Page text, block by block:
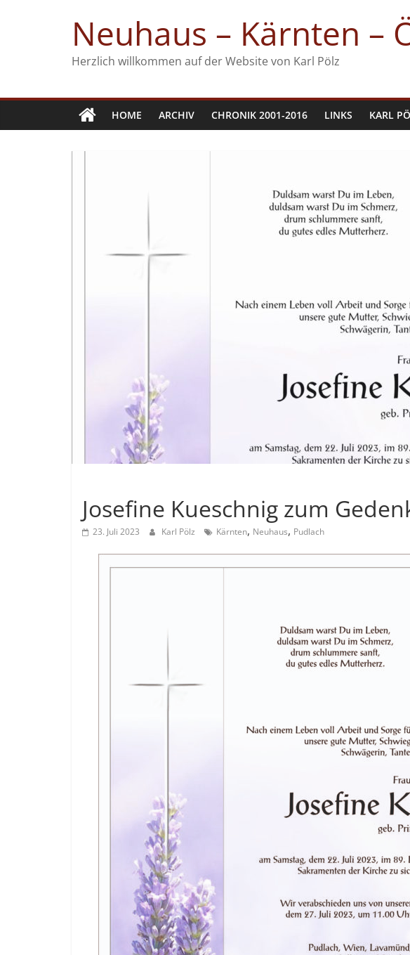
Neuhaus – Kärnten –
Herzlich willkommen auf der Website von Karl Pölz
HOME ARCHIV CHRONIK 2001-2016 LINKS KARL
Josefine Kueschnig zum
23. Juli 2023 Karl Pölz Kärnten, Neuhaus, Pudlach